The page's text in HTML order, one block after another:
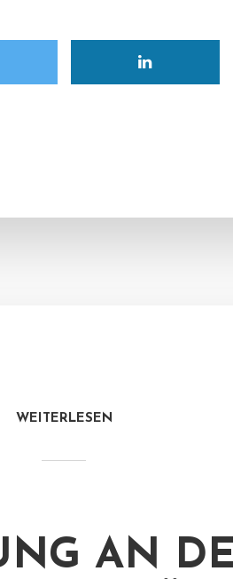
WEITERLESEN
AN